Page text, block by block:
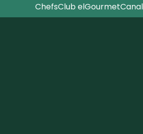
ChefsClub elGourmet